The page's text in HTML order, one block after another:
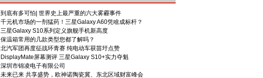
到底有多可怕| 世界史上最严重的六大雾霾事件
千元机市场的一剂猛药！三星Galaxy A60凭啥成标杆？
三星Galaxy S10系列定义旗舰手机新高度
保温箱常用的几款类型您都了解吗？
北汽军团再度征战环青赛 纯电动车获苗圩点赞
DisplayMate屏幕测评 三星Galaxy S10+实力夺魁
深圳市锦凌电子有限公司
未来已来 共享盛势，欧神诺陶瓷冀、东北区域财富峰会